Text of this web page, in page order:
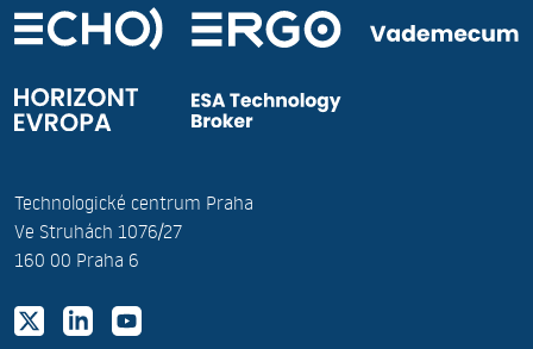
Technologické centrum Praha
Ve Struhách 1076/27
160 00 Praha 6